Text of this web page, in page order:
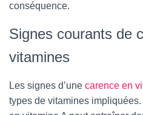
conséquence.
Signes courants de
vitamines
Les signes d’une carence en
types de vitamines